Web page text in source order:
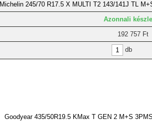
Michelin 245/70 R17.5 X MULTI T2 143/141J TL
Azonnali
192 757 Ft
db
Goodyear 435/50R19.5 KMax T GEN 2 M+S